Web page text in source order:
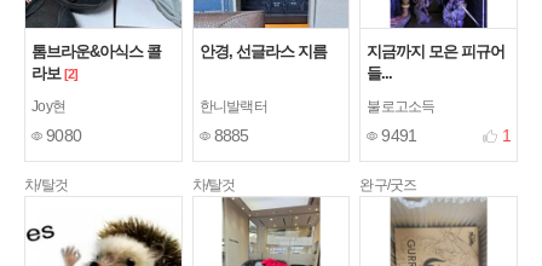
톰브라운&아식스 콜
라보 [2]
Joy현
9080
안경, 선글라스 지름
한니발랙터
8885
지금까지 모은 피규어
들...
불로고소득
9491 1
차/탈것 차/탈것 완구/굿즈